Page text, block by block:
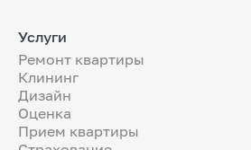
Услуги
Ремонт квартиры
Клининг
Дизайн
Оценка
Прием квартиры